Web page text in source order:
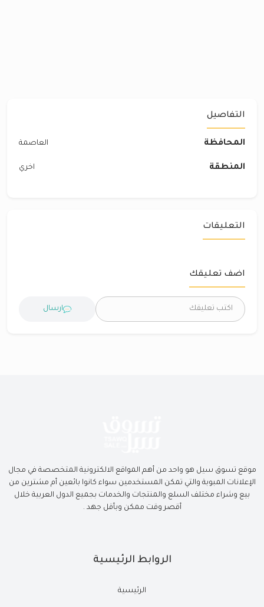
التفاصيل
المحافظة العاصمة
المنطقة اخري
التعليقات
اضف تعليقك
ارسال
موقع تسوق سيل هو واحد من أهم المواقع الالكترونية المتخصصة في مجال
الإعلانات المبوبة والتي تمكن المستخدمين سواء كانوا بائعين أم مشترين من
بيع وشراء مختلف السلع والمنتجات والخدمات بجميع الدول العربية خلال
أقصر وقت ممكن وبأقل جهد .
الروابط الرئيسية
الرئيسية